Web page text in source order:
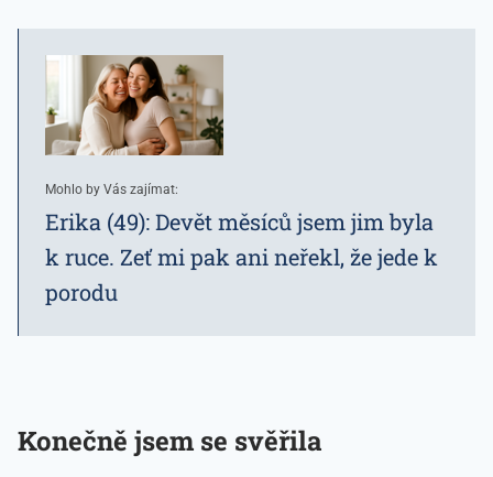
Mohlo by Vás zajímat:
Erika (49): Devět měsíců jsem jim byla
k ruce. Zeť mi pak ani neřekl, že jede k
porodu
Konečně jsem se svěřila